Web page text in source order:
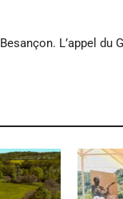
Besançon. L’appel du